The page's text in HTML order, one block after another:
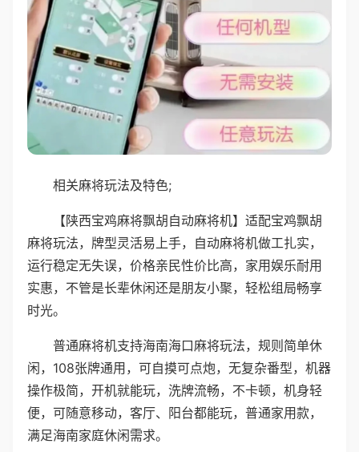
相关麻将玩法及特色;
【陕西宝鸡麻将飘胡自动麻将机】适配宝鸡飘胡
麻将玩法，牌型灵活易上手，自动麻将机做工扎实，
运行稳定无失误，价格亲民性价比高，家用娱乐耐用
实惠，不管是长辈休闲还是朋友小聚，轻松组局畅享
时光。
普通麻将机支持海南海口麻将玩法，规则简单休
闲，108张牌通用，可自摸可点炮，无复杂番型，机器
操作极简，开机就能玩，洗牌流畅，不卡顿，机身轻
便，可随意移动，客厅、阳台都能玩，普通家用款，
满足海南家庭休闲需求。